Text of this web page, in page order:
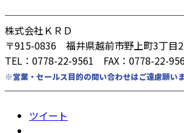
株式会社ＫＲＤ
〒915-0836 福井県越前市野上町3丁目
TEL：0778-22-9561 FAX：0778-22-
※営業・セールス目的の問い合わせはご遠慮願いま
ツイート